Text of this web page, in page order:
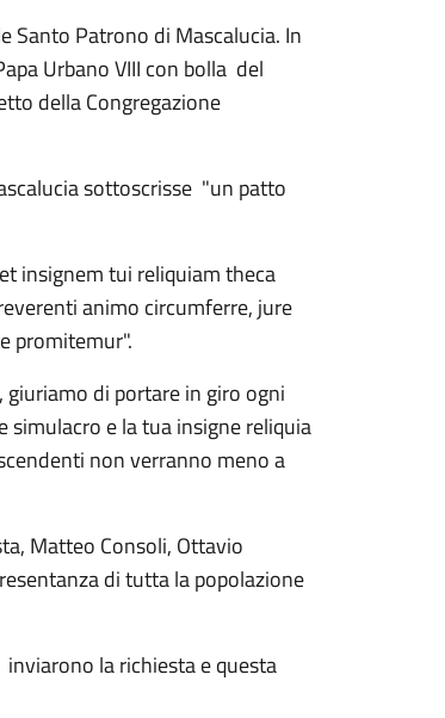
Santo Patrono di Mascalucia. In
Urbano VIII con bolla del
della Congregazione
sottoscrisse "un patto
insignem tui reliquiam theca
animo circumferre, jure
promitemur".
di portare in giro ogni
simulacro e la tua insigne reliquia
non verranno meno a
Matteo Consoli, Ottavio
di tutta la popolazione
la richiesta e questa